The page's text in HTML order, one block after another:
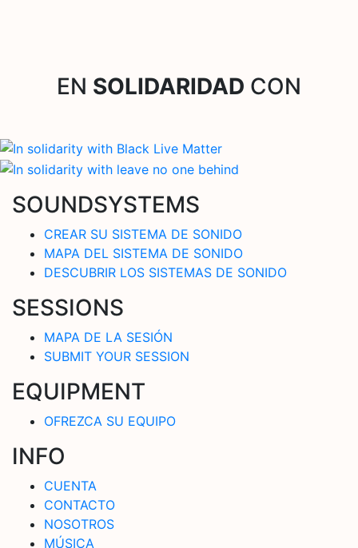
EN SOLIDARIDAD CON
SOUNDSYSTEMS
CREAR SU SISTEMA DE SONIDO
MAPA DEL SISTEMA DE SONIDO
DESCUBRIR LOS SISTEMAS DE SONIDO
SESSIONS
MAPA DE LA SESIÓN
SUBMIT YOUR SESSION
EQUIPMENT
OFREZCA SU EQUIPO
INFO
CUENTA
CONTACTO
NOSOTROS
MÚSICA